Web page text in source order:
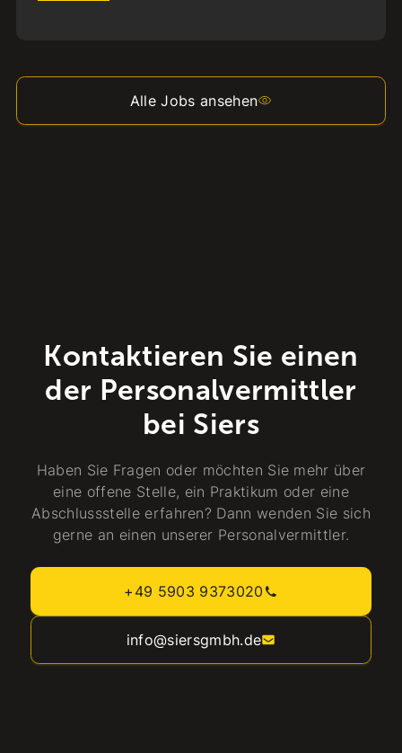
Alle Jobs ansehen
Kontaktieren Sie einen
der Personalvermittler
bei Siers
Haben Sie Fragen oder möchten Sie mehr über
eine offene Stelle, ein Praktikum oder eine
Abschlussstelle erfahren? Dann wenden Sie sich
gerne an einen unserer Personalvermittler.
+49 5903 9373020
info@siersgmbh.de